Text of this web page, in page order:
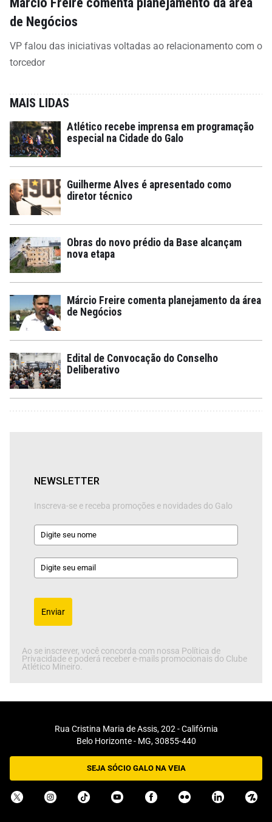
de Negócios
VP falou das iniciativas voltadas ao relacionamento com o
torcedor
MAIS LIDAS
Atlético recebe imprensa em programação
especial na Cidade do Galo
Guilherme Alves é apresentado como
diretor técnico
Obras do novo prédio da Base alcançam
nova etapa
Márcio Freire comenta planejamento da área
de Negócios
Edital de Convocação do Conselho
Deliberativo
NEWSLETTER
Inscreva-se e receba promoções e novidades do Galo
Enviar
Ao se inscrever, você concorda com nossa Política de
Privacidade e poderá receber e-mails promocionais do Clube
Atlético Mineiro.
Rua Cristina Maria de Assis, 202 - Califórnia
Belo Horizonte - MG, 30855-440
SEJA SÓCIO GALO NA VEIA